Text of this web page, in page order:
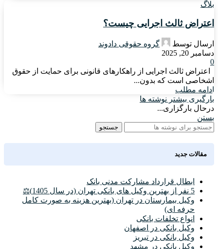
بلاگ
اعتراض ثالث اجرایی چیست؟
ارسال توسط
گروه حقوقی دادوند
دسامبر 20, 2025
0
اعتراض ثالث اجرایی از راهکارهای قانونی برای حمایت از حقوق
اشخاصی است که بدون...
ادامه مطلب
بارگیری بیشتر نوشته ها
درحال بارگزاری...
بستن
جستجو
مقالات جدید
ابطال قرارداد مشارکت مدنی بانک
5 نفر از بهترین وکیل های بانکی تهران (در سال 1405)⚖️
وکیل بیمارستان در تهران (بهترین هزینه به صورت کامل
حرفه ای)
انواع تخلفات بانکی
وکیل بانکی در اصفهان
وکیل بانکی در تبریز
وکیل بانکی در مشهد